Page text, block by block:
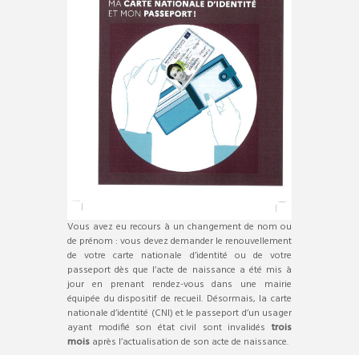
Vous avez eu recours à un changement de nom ou
de prénom : vous devez demander le renouvellement
de votre carte nationale d’identité ou de votre
passeport dès que l’acte de naissance a été mis à
jour en prenant rendez-vous dans une mairie
équipée du dispositif de recueil. Désormais, la carte
nationale d’identité (CNI) et le passeport d’un usager
ayant modifié son état civil sont invalidés trois
mois après l’actualisation de son acte de naissance.